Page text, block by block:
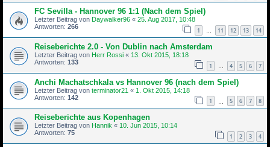
FC Sevilla - Hannover 96 1:1 (Nach dem Spiel)
Letzter Beitrag von Daywalker96 « 25. Aug 2017, 10:48
Antworten: 266 1 11 12 13 14
Reiseberichte 2.0 - Von Dublin nach Amsterdam
Letzter Beitrag von Herr Rossi « 13. Okt 2015, 18:18
Antworten: 133 1 … 4 5 6 7
Anchi Machatschkala vs Hannover 96 (nach dem Spiel)
Letzter Beitrag von terminator21 « 1. Okt 2015, 14:18
Antworten: 142 1 5 6 7 8
Reiseberichte aus Kopenhagen
Letzter Beitrag von Hannik « 10. Jun 2015, 10:14
Antworten: 75 1 2 3 4